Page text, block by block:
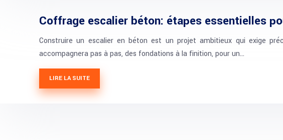
Coffrage escalier béton: étapes essentielles
Construire un escalier en béton est un projet ambitieux qui exige
accompagnera pas à pas, des fondations à la finition, pour un…
LIRE LA SUITE